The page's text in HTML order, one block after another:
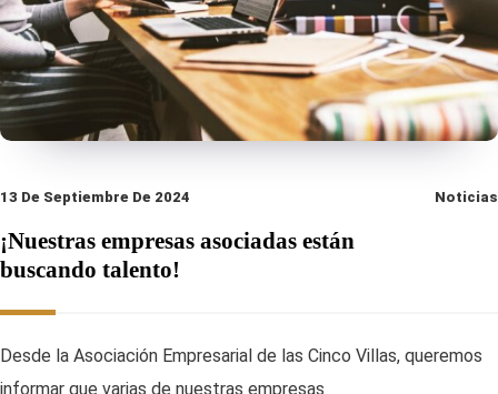
13 De Septiembre De 2024 Noticias
¡Nuestras empresas asociadas están
buscando talento!
Desde la Asociación Empresarial de las Cinco Villas, queremos
informar que varias de nuestras empresas